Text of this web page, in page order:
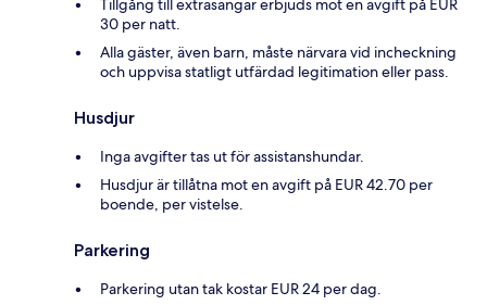
Tillgång till extrasängar erbjuds mot en avgift på EUR
30 per natt.
Alla gäster, även barn, måste närvara vid incheckning
och uppvisa statligt utfärdad legitimation eller pass.
Husdjur
Inga avgifter tas ut för assistanshundar.
Husdjur är tillåtna mot en avgift på EUR 42.70 per
boende, per vistelse.
Parkering
Parkering utan tak kostar EUR 24 per dag.